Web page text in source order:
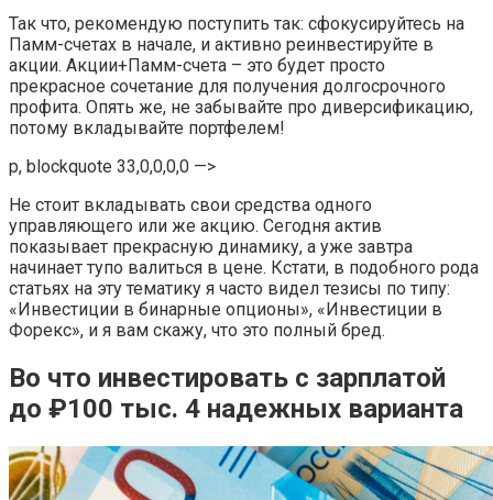
Так что, рекомендую поступить так: сфокусируйтесь на
Памм-счетах в начале, и активно реинвестируйте в
акции. Акции+Памм-счета – это будет просто
прекрасное сочетание для получения долгосрочного
профита. Опять же, не забывайте про диверсификацию,
потому вкладывайте портфелем!
p, blockquote 33,0,0,0,0 —>
Не стоит вкладывать свои средства одного
управляющего или же акцию. Сегодня актив
показывает прекрасную динамику, а уже завтра
начинает тупо валиться в цене. Кстати, в подобного рода
статьях на эту тематику я часто видел тезисы по типу:
«Инвестиции в бинарные опционы», «Инвестиции в
Форекс», и я вам скажу, что это полный бред.
Во что инвестировать с зарплатой
до ₽100 тыс. 4 надежных варианта